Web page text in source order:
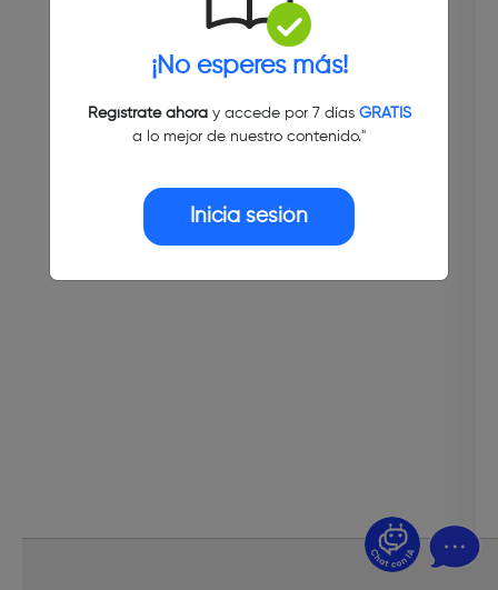
¡No esperes más!
Regístrate ahoray accede por 7 días GRATIS
a lo mejor de nuestro contenido."
Inicia sesión